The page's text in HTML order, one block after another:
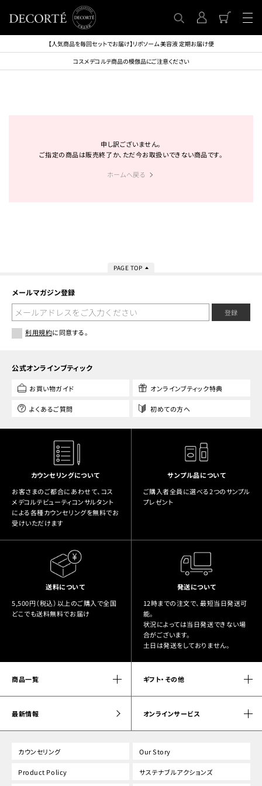
【人気商品を毎回セットでお届け】リポソーム 美容液 定期お届け便
コスメデコルテ商品の模倣品にご注意ください
申し訳ございません。
ご指定の商品は販売終了か、ただ今お取扱いできない商品です。
ホームへ戻る
PAGE TOP
メールマガジン登録
登録
利用規約に同意する。
公式オンラインブティック
お買い物ガイド オンラインブティック特典
よくあるご質問 初めての方へ
カウンセリングについて
お客さまのご都合にあわせて、コス
メデコルテビューティコンサルタント
による各種カウンセリングを無料でお
受けいただけます
サンプル品について
ご購入者全員に選べる2つのサンプル
プレゼント
送料について
5,500円（税込）以上のご購入で全国
どこでも送料無料でお届け
発送について
12時までの注文で、最短当日発送可
能。
状況によっては当日発送できない場
合がございます。
土日は発送をしておりません。
商品一覧 ギフト・その他
最新情報 オンラインサービス
カウンセリング Our Story
Product Policy サステナブルアクションズ